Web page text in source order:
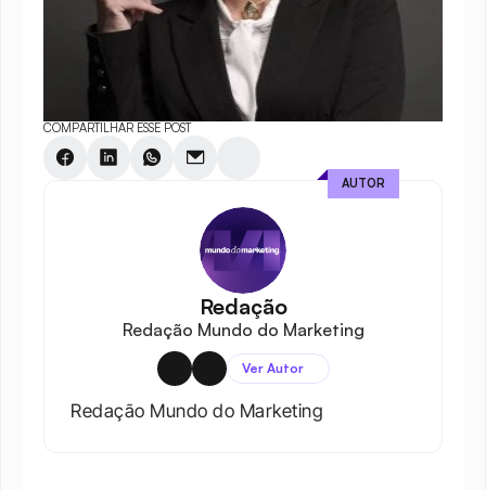
COMPARTILHAR ESSE POST
Redação
Redação Mundo do Marketing
Ver Autor
Redação Mundo do Marketing
AUTOR